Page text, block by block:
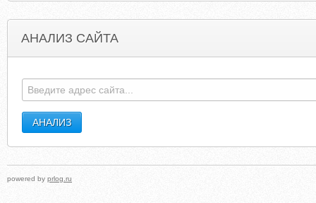
АНАЛИЗ САЙТА
powered by prlog.ru